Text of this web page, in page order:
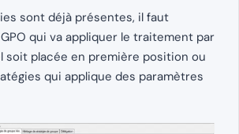
sont déjà présentes, il faut
qui va appliquer le traitement par
soit placée en première position ou
qui applique des paramètres